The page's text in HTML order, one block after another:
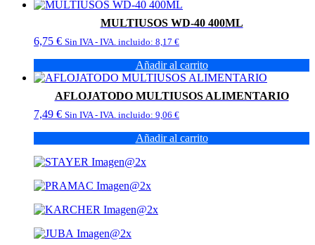
opciones
elegir
en
la
página
producto
MULTIUSOS WD-40 400ML
6,75 € Sin IVA - IVA. incluido: 8,17 €
Añadir al carrito
AFLOJATODO MULTIUSOS ALIMENTARIO
7,49 € Sin IVA - IVA. incluido: 9,06 €
Añadir al carrito